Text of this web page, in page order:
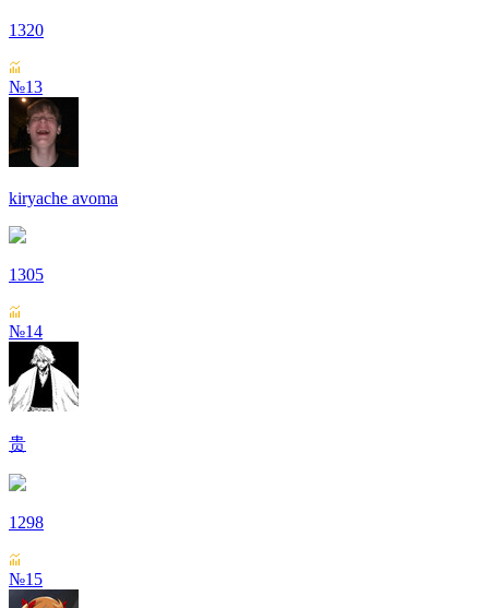
1320
№13
kiryache avoma
1305
№14
贵
1298
№15